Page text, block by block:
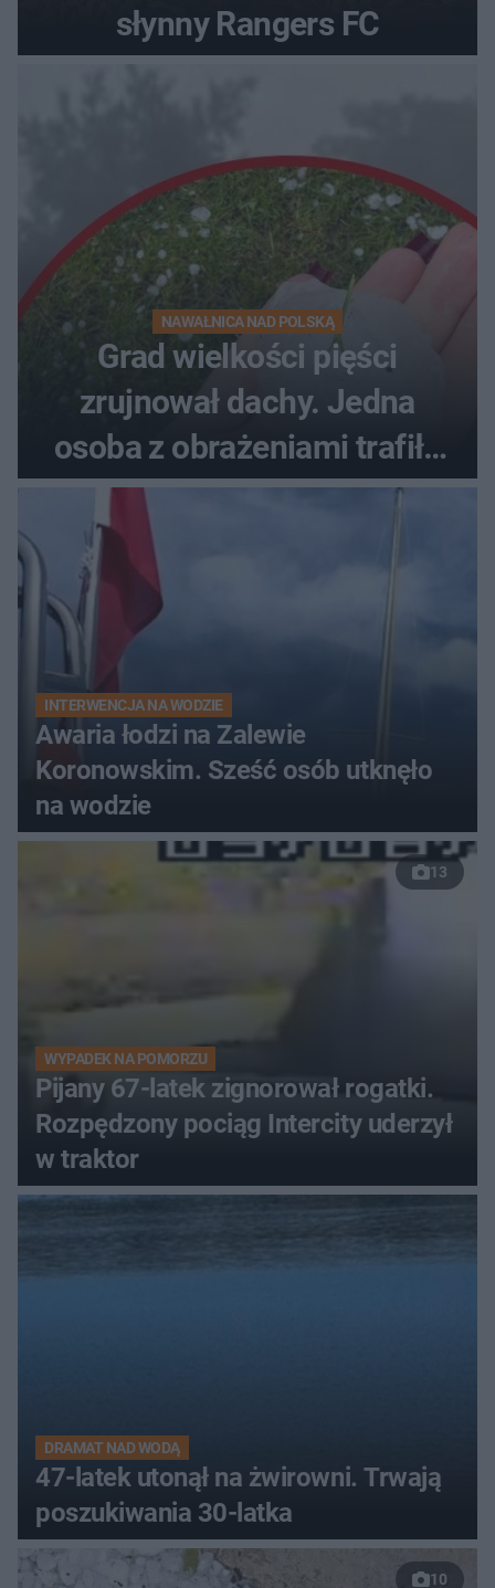
słynny Rangers FC
NAWAŁNICA NAD POLSKĄ
Grad wielkości pięści
zrujnował dachy. Jedna
osoba z obrażeniami trafiła
do szpitala
INTERWENCJA NA WODZIE
Awaria łodzi na Zalewie
Koronowskim. Sześć osób utknęło
na wodzie
13
WYPADEK NA POMORZU
Pijany 67-latek zignorował rogatki.
Rozpędzony pociąg Intercity uderzył
w traktor
DRAMAT NAD WODĄ
47-latek utonął na żwirowni. Trwają
poszukiwania 30-latka
10